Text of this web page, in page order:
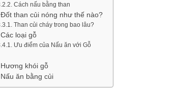
Cách nấu bằng than
Đốt than củi nóng như thế nào?
Than củi cháy trong bao lâu?
Các loại gỗ
Ưu điểm của Nấu ăn với Gỗ
Hương khói gỗ
Nấu ăn bằng củi